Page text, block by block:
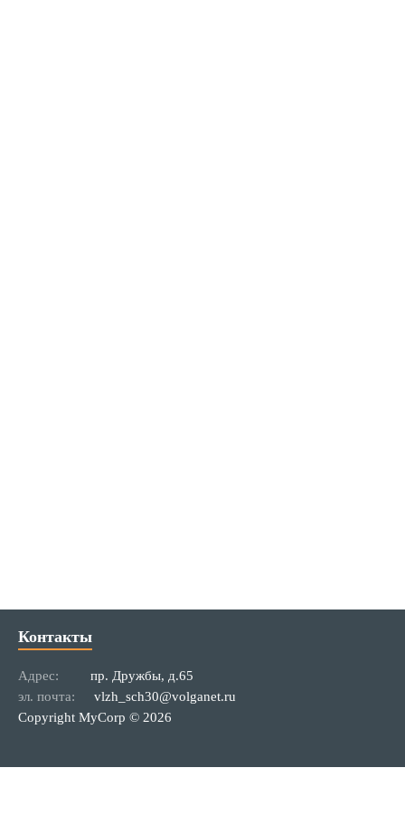
Контакты
Адрес:
пр. Дружбы, д.65
эл. почта:
vlzh_sch30@volganet.ru
Copyright MyCorp © 2026